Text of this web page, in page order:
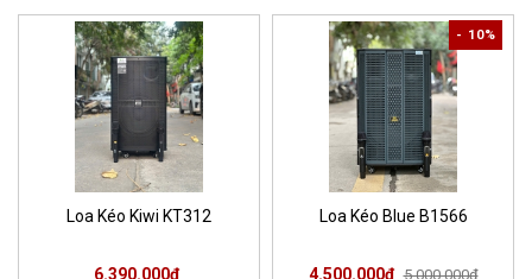
Loa Kéo Kiwi KT312
6.390.000₫
- 10%
Loa Kéo Blue B1566
4.500.000₫ 5.000.000₫